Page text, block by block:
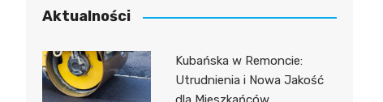
Aktualności
Kubańska w Remoncie:
Utrudnienia i Nowa Jakość